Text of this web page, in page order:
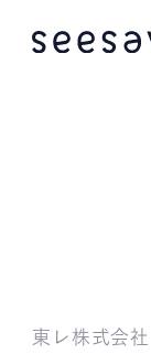
東レ株式会社